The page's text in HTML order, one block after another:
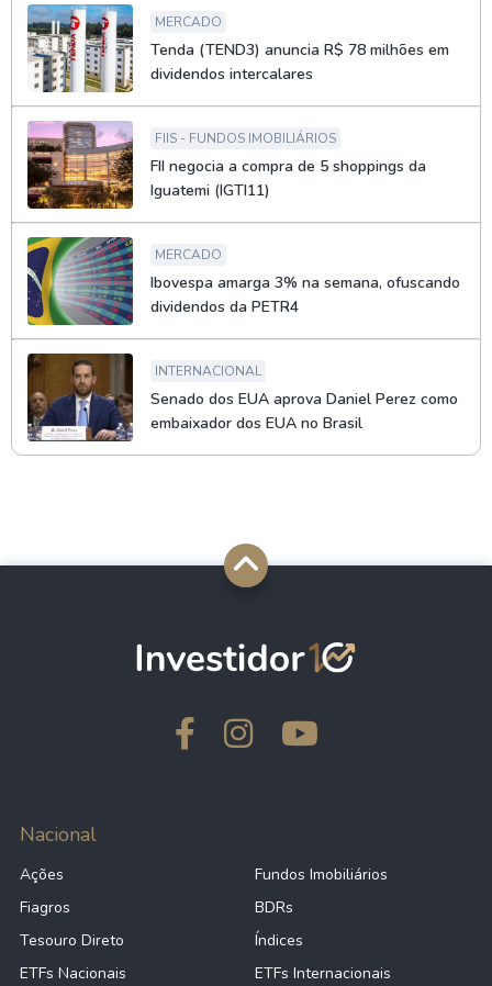
MERCADO
Tenda (TEND3) anuncia R$ 78 milhões em
dividendos intercalares
FIIS - FUNDOS IMOBILIÁRIOS
FII negocia a compra de 5 shoppings da
Iguatemi (IGTI11)
MERCADO
Ibovespa amarga 3% na semana, ofuscando
dividendos da PETR4
INTERNACIONAL
Senado dos EUA aprova Daniel Perez como
embaixador dos EUA no Brasil
Nacional
Ações
Fundos Imobiliários
Fiagros
BDRs
Tesouro Direto
Índices
ETFs Nacionais
ETFs Internacionais